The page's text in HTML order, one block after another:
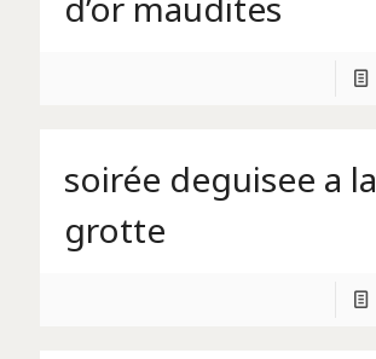
soirée deguisee a la
grotte